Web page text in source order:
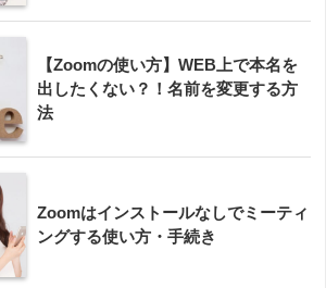
【Zoomの使い方】WEB上で本名を
出したくない？！名前を変更する方
法
Zoomはインストールなしでミーティ
ングする使い方・手続き